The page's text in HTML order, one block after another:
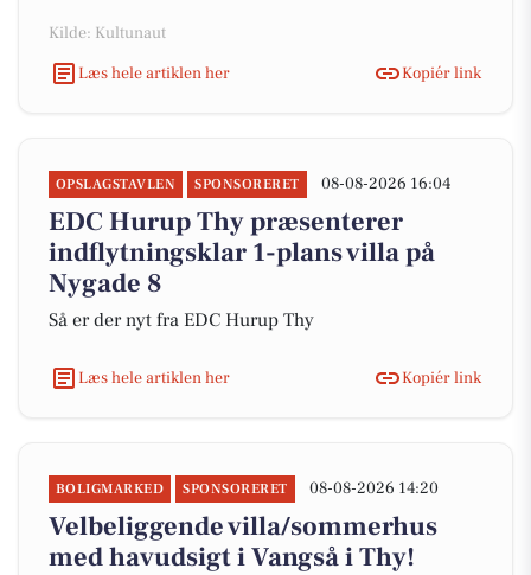
Kilde: Kultunaut
Læs hele artiklen her
Kopiér link
OPSLAGSTAVLEN SPONSORERET 08-08-2026 16:04
EDC Hurup Thy præsenterer
indflytningsklar 1-plans villa på
Nygade 8
Så er der nyt fra EDC Hurup Thy
Læs hele artiklen her Kopiér link
BOLIGMARKED SPONSORERET 08-08-2026 14:20
Velbeliggende villa/sommerhus
med havudsigt i Vangså i Thy!